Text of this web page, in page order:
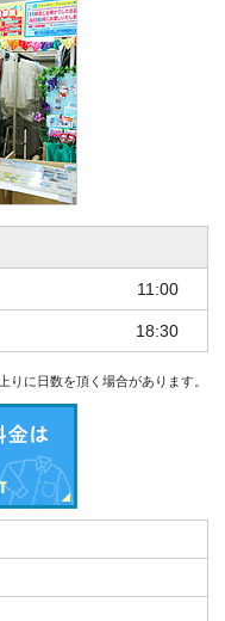
11:00
18:30
に日数を頂く場合があります。